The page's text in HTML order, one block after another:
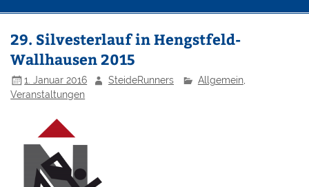
29. Silvesterlauf in Hengstfeld-
Wallhausen 2015
1. Januar 2016 SteideRunners Allgemein,
Veranstaltungen